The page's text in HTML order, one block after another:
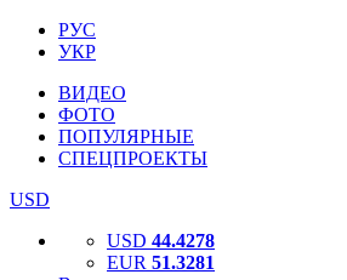
РУС
УКР
ВИДЕО
ФОТО
ПОПУЛЯРНЫЕ
СПЕЦПРОЕКТЫ
USD
USD 44.4278
EUR 51.3281